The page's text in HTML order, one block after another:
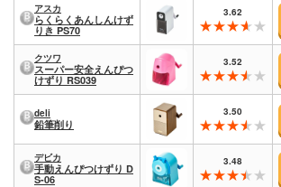
アスカ
らくらくあんしんけず
りき PS70
3.62
クツワ
スーパー安全えんぴつ
けずり RS039
3.52
deli
鉛筆削り
3.50
デビカ
手動えんぴつけずり D
S-06
3.48